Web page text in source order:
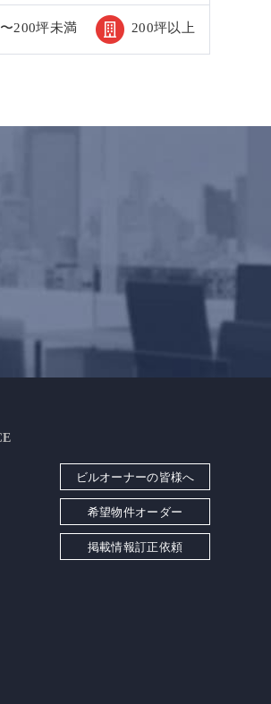
200坪未満 200坪以上
ビルオーナーの皆様へ
希望物件オーダー
掲載情報訂正依頼